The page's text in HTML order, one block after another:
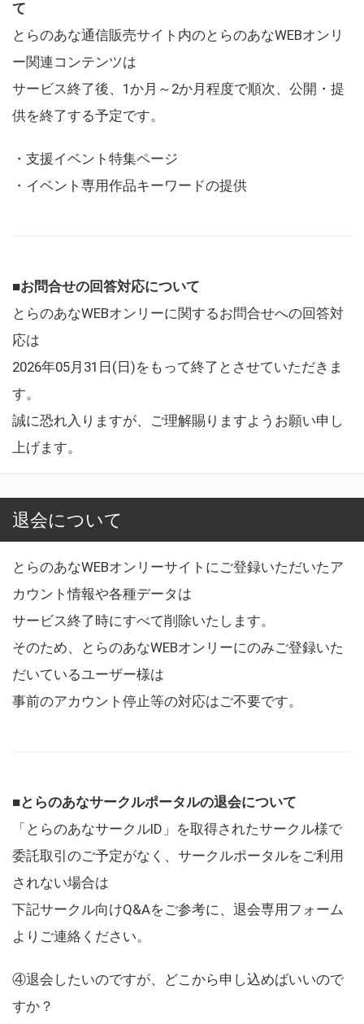
て
とらのあな通信販売サイト内のとらのあなWEBオンリ
ー関連コンテンツは
サービス終了後、1か月～2か月程度で順次、公開・提
供を終了する予定です。
・支援イベント特集ページ
・イベント専用作品キーワードの提供
■お問合せの回答対応について
とらのあなWEBオンリーに関するお問合せへの回答対
応は
2026年05月31日(日)をもって終了とさせていただきま
す。
誠に恐れ入りますが、ご理解賜りますようお願い申し
上げます。
退会について
とらのあなWEBオンリーサイトにご登録いただいたア
カウント情報や各種データは
サービス終了時にすべて削除いたします。
そのため、とらのあなWEBオンリーにのみご登録いた
だいているユーザー様は
事前のアカウント停止等の対応はご不要です。
■とらのあなサークルポータルの退会について
「とらのあなサークルID」を取得されたサークル様で
委託取引のご予定がなく、サークルポータルをご利用
されない場合は
下記サークル向けQ&Aをご参考に、退会専用フォーム
よりご連絡ください。
④退会したいのですが、どこから申し込めばいいので
すか？